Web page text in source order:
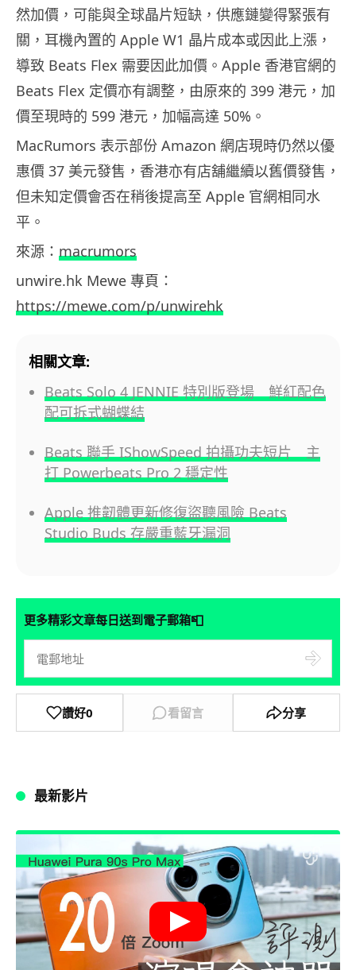
然加價，可能與全球晶片短缺，供應鏈變得緊張有
關，耳機內置的 Apple W1 晶片成本或因此上漲，
導致 Beats Flex 需要因此加價。Apple 香港官網的
Beats Flex 定價亦有調整，由原來的 399 港元，加
價至現時的 599 港元，加幅高達 50%。
MacRumors 表示部份 Amazon 網店現時仍然以優
惠價 37 美元發售，香港亦有店舖繼續以舊價發售，
但未知定價會否在稍後提高至 Apple 官網相同水
平。
來源： macrumors
unwire.hk Mewe 專頁：
https://mewe.com/p/unwirehk
相關文章:
Beats Solo 4 JENNIE 特別版登場 鮮紅配色
配可拆式蝴蝶結
Beats 聯手 IShowSpeed 拍攝功夫短片 主
打 Powerbeats Pro 2 穩定性
Apple 推韌體更新修復盜聽風險 Beats
Studio Buds 存嚴重藍牙漏洞
更多精彩文章每日送到電子郵箱📮
讚好0 看留言 分享
最新影片